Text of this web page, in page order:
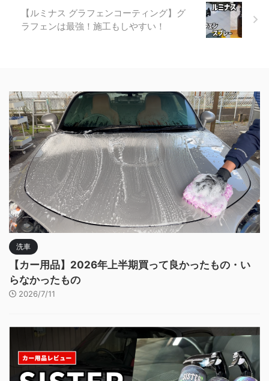
【ルミナス グラフェンコーティング】グ
ラフェンは最強！施工もしやすい！
洗車
【カー用品】2026年上半期買って良かったもの・い
らなかったもの
2026/7/11